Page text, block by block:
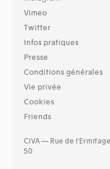
Vimeo
Twitter
Infos pratiques
Presse
Conditions générales
Vie privée
Cookies
Friends
CIVA — Rue de
50